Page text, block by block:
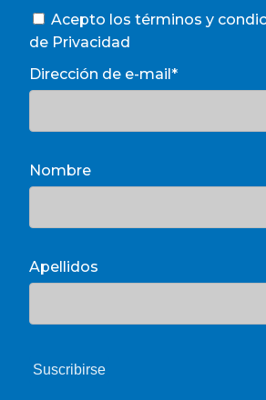
Acepto los términos y
de Privacidad
Dirección de e-mail*
Nombre
Apellidos